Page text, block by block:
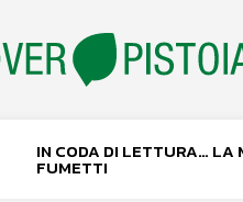
IN CODA DI LETTURA… LA
FUMETTI